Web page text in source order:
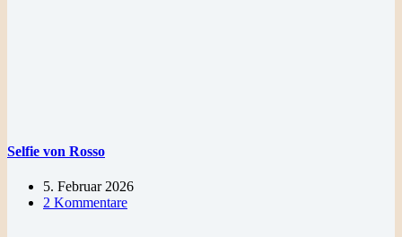
Selfie von Rosso
5. Februar 2026
2 Kommentare